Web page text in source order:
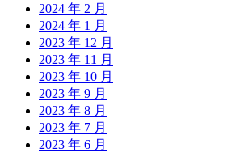
2024 年 2 月
2024 年 1 月
2023 年 12 月
2023 年 11 月
2023 年 10 月
2023 年 9 月
2023 年 8 月
2023 年 7 月
2023 年 6 月